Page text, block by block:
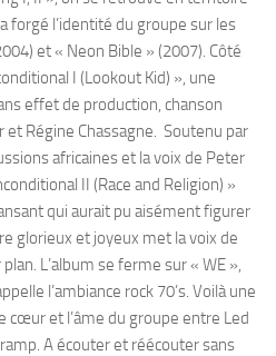
forgé l’identité du groupe sur les
et « Neon Bible » (2007). Côté
I (Lookout Kid) », une
effet de production, chanson
Régine Chassagne. Soutenu par
africaines et la voix de Peter
II (Race and Religion) »
qui aurait pu aisément figurer
glorieux et joyeux met la voix de
L’album se ferme sur « WE »,
l’ambiance rock 70’s. Voilà une
cœur et l’âme du groupe entre Led
A écouter et réécouter sans